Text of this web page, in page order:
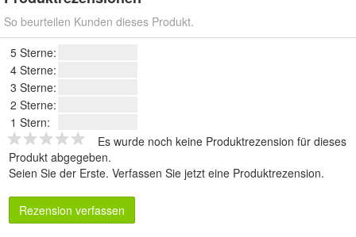
So beurteilen Kunden dieses Produkt.
5 Sterne:
4 Sterne:
3 Sterne:
2 Sterne:
1 Stern:
Es wurde noch keine Produktrezension für dieses
Produkt abgegeben.
Seien Sie der Erste. Verfassen Sie jetzt eine Produktrezension.
Rezension verfassen